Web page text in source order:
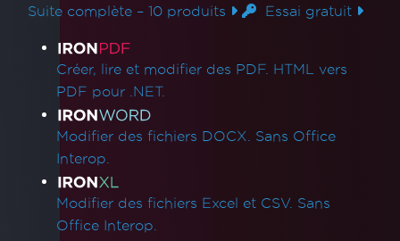
Dépannage du déploiement pour Azure
Azure App Service (Debian 10 Buster) -
Dépendances de packages manquantes
Dépannage du déploiement pour IronPdf
sur Debian 10 (Buster)
IronPDF Azure/Linux Ubuntu 24.04
Problème de dépendance (.NET 9/.NET 10)
Résolution de la dépendance manquante
libjpeg8 sur Debian 12
Échec de la construction Docker en raison
Suite complète – 10 produits Essai gratuit
Liens des produits
Créer, lire et modifier des PDF. HTML vers
PDF pour .NET.
Modifier des fichiers DOCX. Sans Office
Interop.
Modifier des fichiers Excel et CSV. Sans
Office Interop.